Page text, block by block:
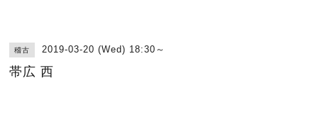
稽古 2019-03-20 (Wed) 18:30～
帯広 西